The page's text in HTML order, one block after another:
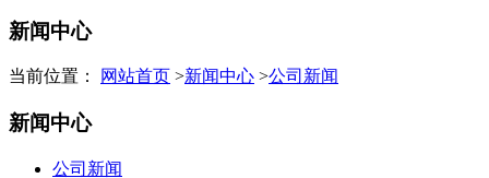
新闻中心
当前位置： 网站首页 >新闻中心 >公司新闻
新闻中心
公司新闻